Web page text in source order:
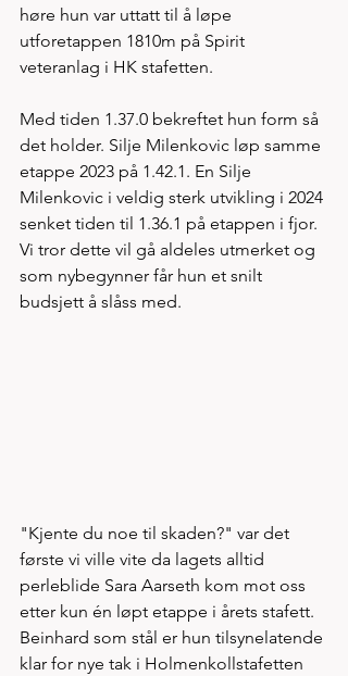
høre hun var uttatt til å løpe
utforetappen 1810m på Spirit
veteranlag i HK stafetten.
Med tiden 1.37.0 bekreftet hun form så
det holder. Silje Milenkovic løp samme
etappe 2023 på 1.42.1. En Silje
Milenkovic i veldig sterk utvikling i 2024
senket tiden til 1.36.1 på etappen i fjor.
Vi tror dette vil gå aldeles utmerket og
som nybegynner får hun et snilt
budsjett å slåss med.
"Kjente du noe til skaden?" var det
første vi ville vite da lagets alltid
perleblide Sara Aarseth kom mot oss
etter kun én løpt etappe i årets stafett.
Beinhard som stål er hun tilsynelatende
klar for nye tak i Holmenkollstafetten